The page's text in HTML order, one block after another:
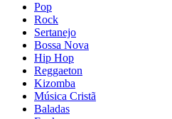
Pop
Rock
Sertanejo
Bossa Nova
Hip Hop
Reggaeton
Kizomba
Música Cristã
Baladas